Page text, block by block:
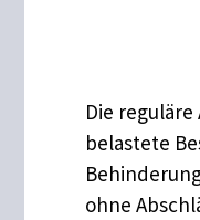
Die
belastete
ohne